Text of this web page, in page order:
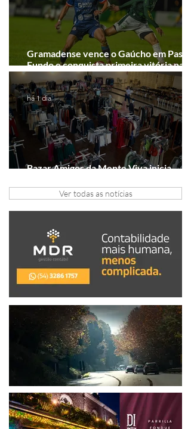
Gramadense vence o Gaúcho em Passo
Fundo e conquista primeira vitória na
Série A2
Bazar Amigos da Mente Viva inicia
há 1 dia
Ver todas as notícias